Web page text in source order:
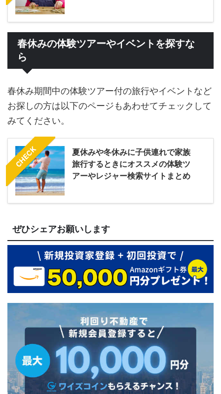
春休みの体験ツアーやイベントを探すな
ら
春休み期間中の体験ツアー付の旅行やイベントなど
お探しの方は以下のページもあわせてチェックして
みてください。
CHECK
夏休みや冬休みに子供連れで家族
旅行するときにオススメの体験ツ
アーやレジャー検索サイトまとめ
ぜひシェアお願いします